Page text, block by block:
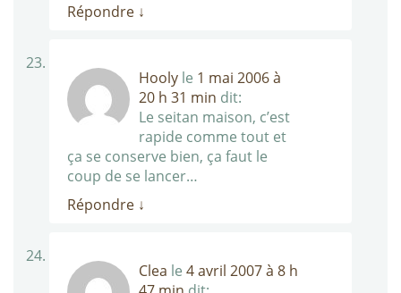
Répondre ↓
Hooly le 1 mai 2006 à
20 h 31 min dit:
Le seitan maison, c’est
rapide comme tout et
ça se conserve bien, ça faut le
coup de se lancer…
Répondre ↓
Clea le 4 avril 2007 à 8 h